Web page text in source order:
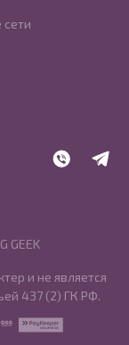
WhatsApp
GEEK
и не является
437 (2) ГК РФ.
PayKeeper